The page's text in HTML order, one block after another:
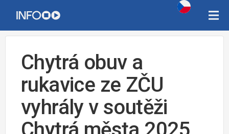
Chytrá obuv a
rukavice ze ZČU
vyhrály v soutěži